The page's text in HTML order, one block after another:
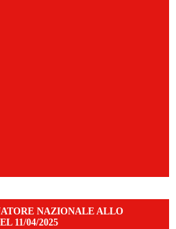
NAZIONALE ALLO
11/04/2025